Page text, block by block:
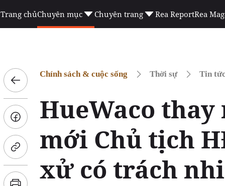
Trang chủChuyên mục Chuyên trang Rea ReportRea
Chính sách & cuộc sống Thời sự Tin tức
HueWaco
mới Chủ tịch
xử có trách